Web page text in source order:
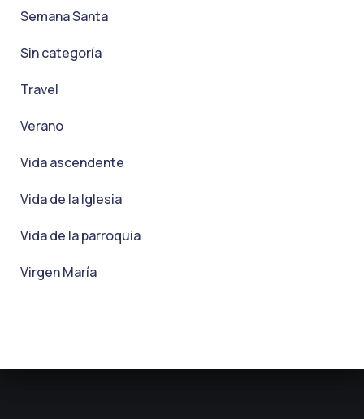
Semana Santa
Sin categoría
Travel
Verano
Vida ascendente
Vida de la Iglesia
Vida de la parroquia
Virgen María